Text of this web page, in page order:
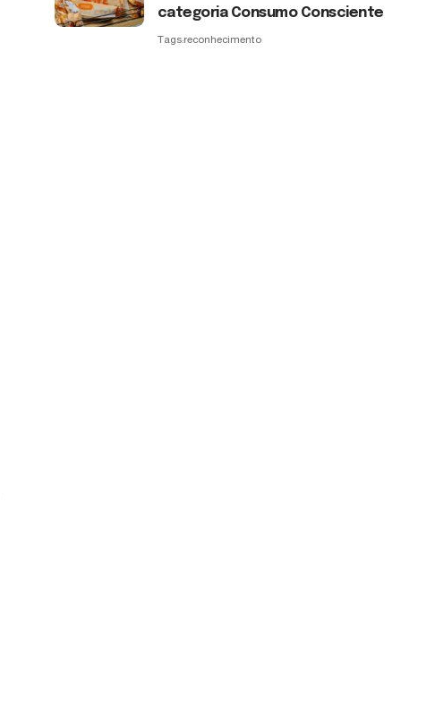
categoria Consumo Consciente
Tags:reconhecimento